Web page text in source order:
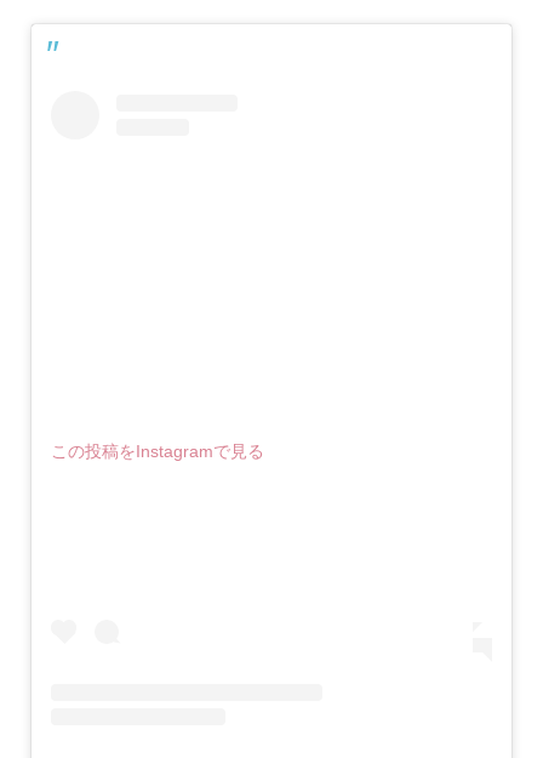
この投稿をInstagramで見る